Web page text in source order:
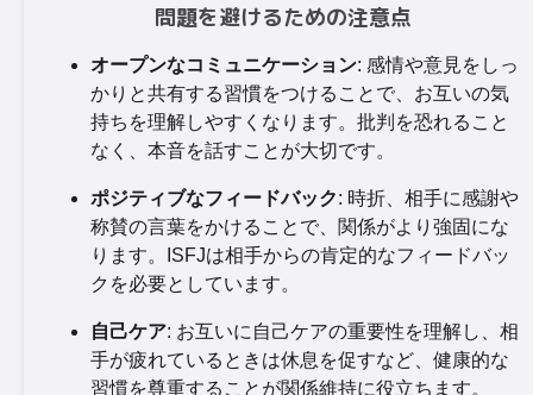
問題を避けるための注意点
オープンなコミュニケーション: 感情や意見をしっ
かりと共有する習慣をつけることで、お互いの気
持ちを理解しやすくなります。批判を恐れること
なく、本音を話すことが大切です。
ポジティブなフィードバック: 時折、相手に感謝や
称賛の言葉をかけることで、関係がより強固にな
ります。ISFJは相手からの肯定的なフィードバッ
クを必要としています。
自己ケア: お互いに自己ケアの重要性を理解し、相
手が疲れているときは休息を促すなど、健康的な
習慣を尊重することが関係維持に役立ちます。